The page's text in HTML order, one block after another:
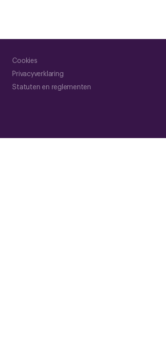
Cookies
Privacyverklaring
Statuten en reglementen